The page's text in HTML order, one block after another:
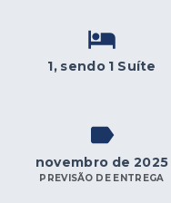
1, sendo 1 Suíte
novembro de 2025
PREVISÃO DE ENTREGA